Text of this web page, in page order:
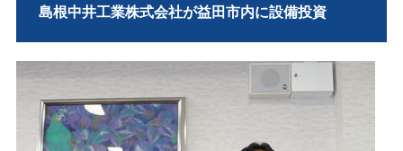
島根中井工業株式会社が益田市内に設備投資